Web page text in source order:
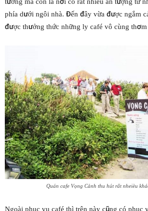
phía dưới ngôi nhà. Đến đây vừa được ngắm
được thưởng thức những ly café vô cùng
Quán cafe Vọng Cảnh thu hút rất nheièu
Ngoài phục vụ café thì trên này cũng có phục